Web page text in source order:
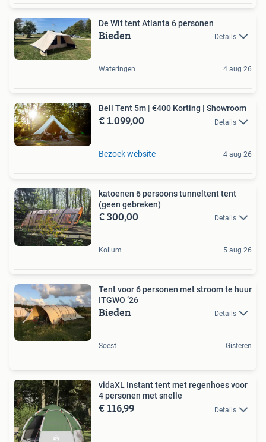
De Wit tent Atlanta 6 personen
Bieden Details
Wateringen 4 aug 26
Bell Tent 5m | €400 Korting | Showroom
€ 1.099,00 Details
Bezoek website 4 aug 26
katoenen 6 persoons tunneltent tent
(geen gebreken)
€ 300,00 Details
Kollum 5 aug 26
Tent voor 6 personen met stroom te huur
ITGWO ‘26
Bieden Details
Soest Gisteren
vidaXL Instant tent met regenhoes voor
4 personen met snelle
€ 116,99 Details